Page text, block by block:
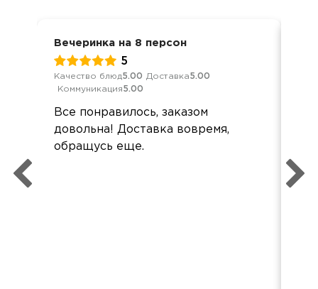
Вечеринка на 8 персон
5
Качество блюд5.00 Доставка5.00
Коммуникация5.00
Все понравилось, заказом
довольна! Доставка вовремя,
обращусь еще.